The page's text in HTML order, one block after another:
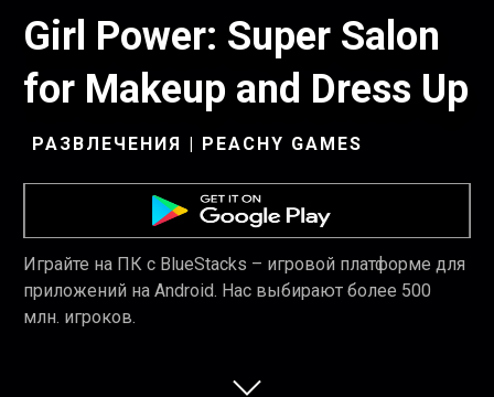
Girl Power: Super Salon
for Makeup and Dress Up
РАЗВЛЕЧЕНИЯ | PEACHY GAMES
Играйте на ПК с BlueStacks – игровой платформе для
приложений на Android. Нас выбирают более 500
млн. игроков.